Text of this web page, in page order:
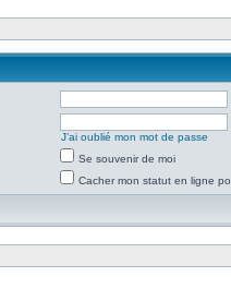
J’ai oublié mon mot de passe
Se souvenir de moi
Cacher mon statut en ligne